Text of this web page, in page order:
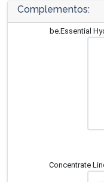
Complementos:
be.Essential
Concentrate